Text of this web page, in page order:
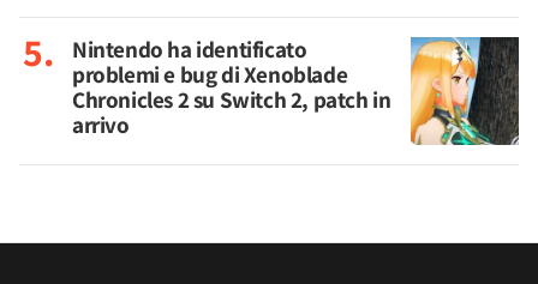
Nintendo ha identificato
problemi e bug di Xenoblade
Chronicles 2 su Switch 2, patch in
arrivo